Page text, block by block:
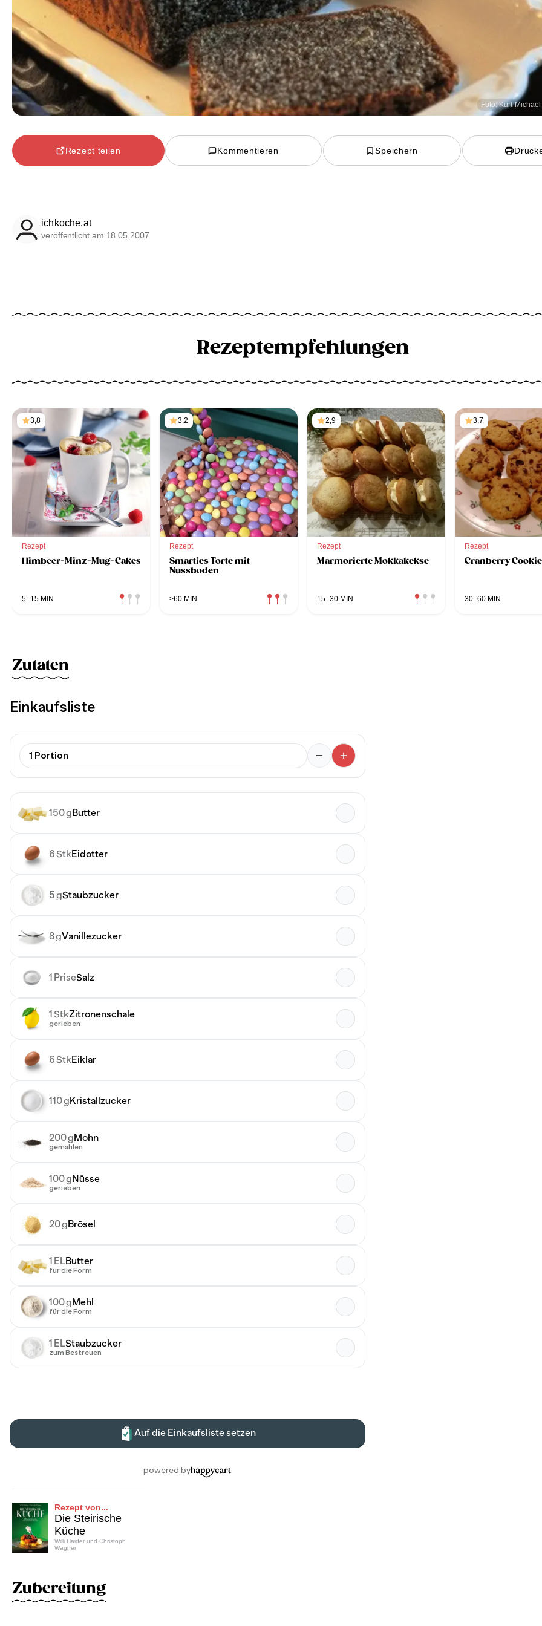
Foto: Kurt-
Rezept teilen Kommentieren Speichern
ichkoche.at
veröffentlicht am 18.05.2007
Rezeptempfehlungen
3,8
Rezept
Himbeer-Minz-Mug-Cakes
5–15 MIN
3,2
Rezept
Smarties Torte mit
Nussboden
>60 MIN
2,9
Rezept
Marmorierte Mokkakekse
15–30 MIN
3,7
Rezept
Cranberry
30–60 MIN
Zutaten
Rezept von...
Die Steirische
Küche
Willi Haider und Christoph
Wagner
Zubereitung